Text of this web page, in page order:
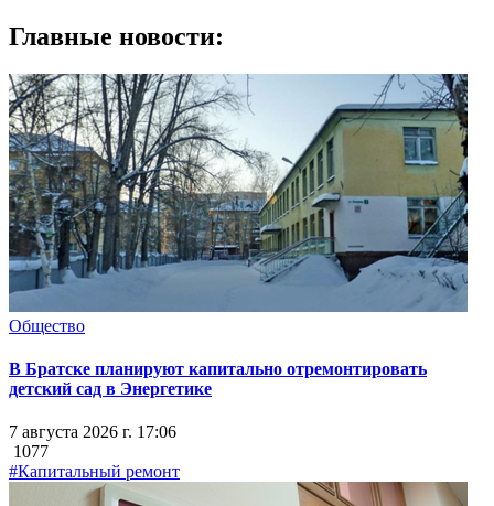
Главные новости:
Общество
В Братске планируют капитально отремонтировать
детский сад в Энергетике
7 августа 2026 г. 17:06
1077
#Капитальный ремонт